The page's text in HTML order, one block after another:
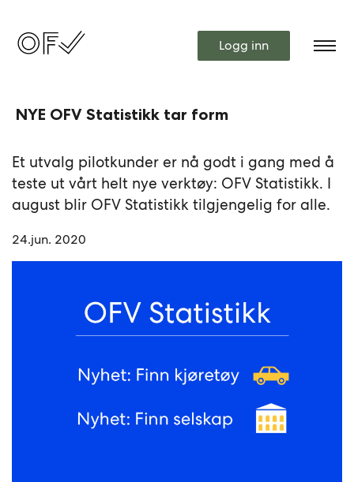
Logg inn
NYE OFV Statistikk tar form
Et utvalg pilotkunder er nå godt i gang med å
teste ut vårt helt nye verktøy: OFV Statistikk. I
august blir OFV Statistikk tilgjengelig for alle.
24.jun. 2020